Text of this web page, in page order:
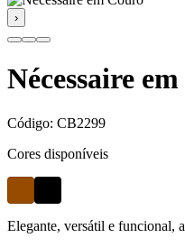
›
Nécessaire
Código: CB2299
Cores disponíveis
Elegante, versátil e funcional,